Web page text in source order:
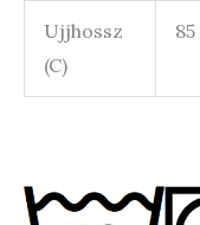
Ujjhossz
(C)
85